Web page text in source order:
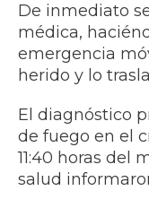
De inmediato
médica,
emergencia
herido y lo
El diagnóstico
de fuego en el
11:40 horas del
salud